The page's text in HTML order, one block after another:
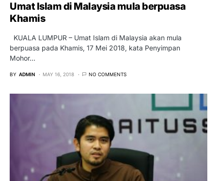
Umat Islam di Malaysia mula berpuasa
Khamis
KUALA LUMPUR – Umat Islam di Malaysia akan mula
berpuasa pada Khamis, 17 Mei 2018, kata Penyimpan
Mohor…
BY ADMIN MAY 16, 2018 NO COMMENTS